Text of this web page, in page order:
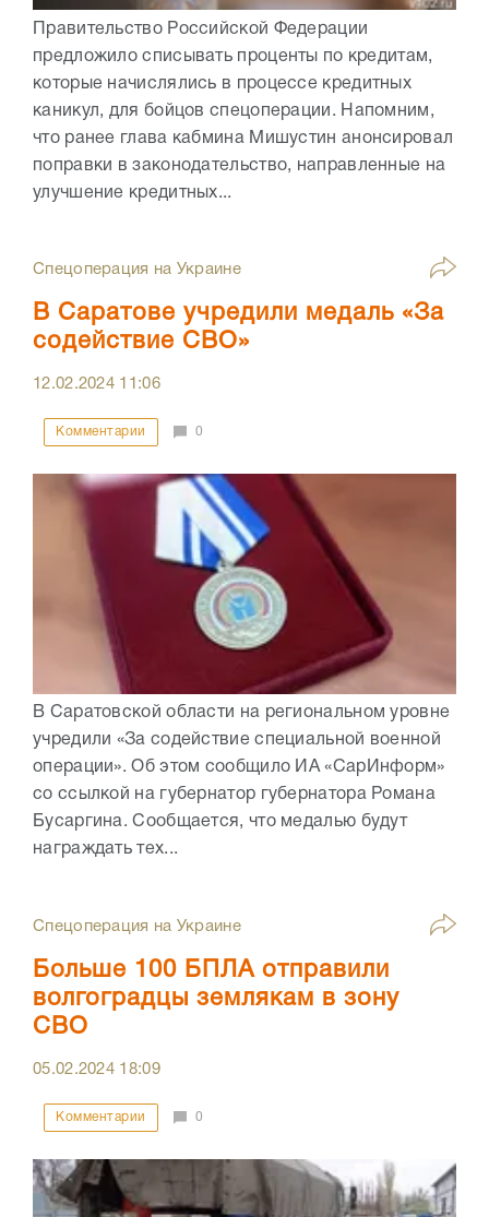
Правительство Российской Федерации
предложило списывать проценты по кредитам,
которые начислялись в процессе кредитных
каникул, для бойцов спецоперации. Напомним,
что ранее глава кабмина Мишустин анонсировал
поправки в законодательство, направленные на
улучшение кредитных...
Спецоперация на Украине
В Саратове учредили медаль «За
содействие СВО»
12.02.2024 11:06
Комментарии 0
В Саратовской области на региональном уровне
учредили «За содействие специальной военной
операции». Об этом сообщило ИА «СарИнформ»
со ссылкой на губернатор губернатора Романа
Бусаргина. Сообщается, что медалью будут
награждать тех...
Спецоперация на Украине
Больше 100 БПЛА отправили
волгоградцы землякам в зону
СВО
05.02.2024 18:09
Комментарии 0